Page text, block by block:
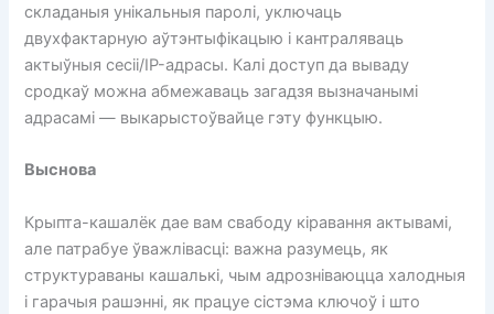
складаныя унікальныя паролі, уключаць
двухфактарную аўтэнтыфікацыю і кантраляваць
актыўныя сесіі/IP-адрасы. Калі доступ да вываду
сродкаў можна абмежаваць загадзя вызначанымі
адрасамі — выкарыстоўвайце гэту функцыю.
Выснова
Крыпта-кашалёк дае вам свабоду кіравання актывамі,
але патрабуе ўважлівасці: важна разумець, як
структураваны кашалькі, чым адрозніваюцца халодныя
і гарачыя рашэнні, як працуе сістэма ключоў і што